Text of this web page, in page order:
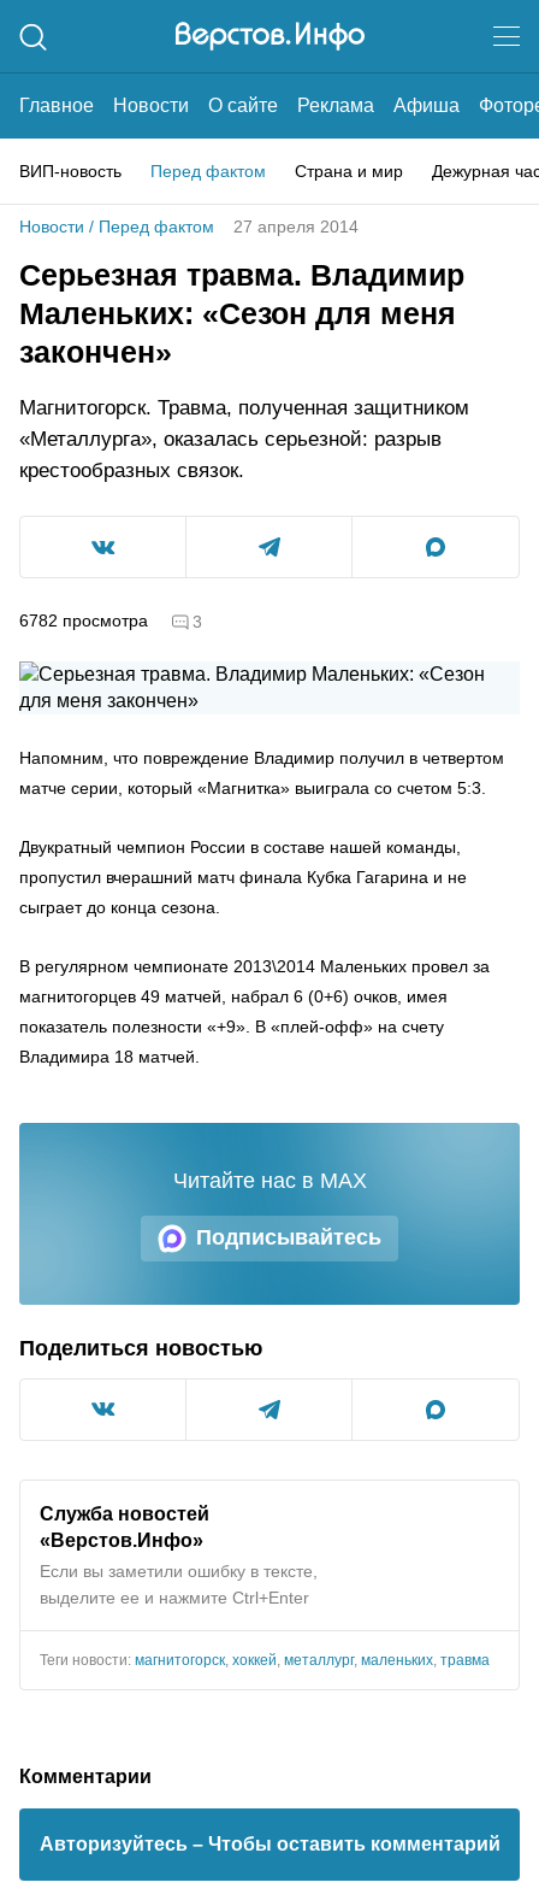
Главное Новости О сайте Реклама Афиша
ВИП-новость Перед фактом Страна и мир Дежурная
Новости / Перед фактом 27 апреля 2014
Серьезная травма. Владимир
Маленьких: «Сезон для меня
закончен»
Магнитогорск. Травма, полученная защитником
«Металлурга», оказалась серьезной: разрыв
крестообразных связок.
6782 просмотра 3
Напомним, что повреждение Владимир получил в четвертом
матче серии, который «Магнитка» выиграла со счетом 5:3.
Двукратный чемпион России в составе нашей команды,
пропустил вчерашний матч финала Кубка Гагарина и не
сыграет до конца сезона.
В регулярном чемпионате 2013\2014 Маленьких провел за
магнитогорцев 49 матчей, набрал 6 (0+6) очков, имея
показатель полезности «+9». В «плей-офф» на счету
Владимира 18 матчей.
Подписывайтесь
Читайте нас в MAX
Поделиться новостью
Служба новостей
«Верстов.Инфо»
Если вы заметили ошибку в тексте,
выделите ее и нажмите Ctrl+Enter
Теги новости: магнитогорск хоккей металлург, маленьких травма
Комментарии
Авторизуйтесь – Чтобы оставить комментарий